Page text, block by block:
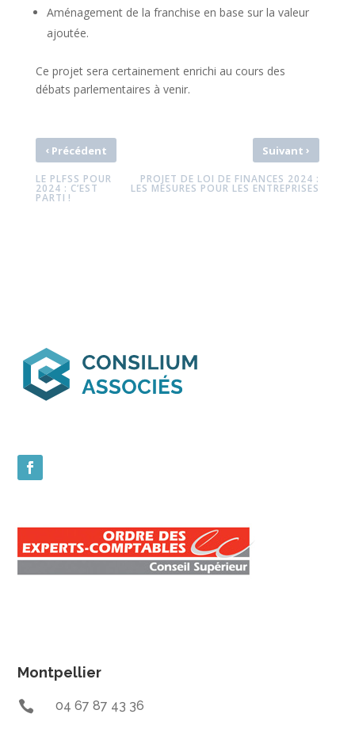
Aménagement de la franchise en base sur la valeur
ajoutée.
Ce projet sera certainement enrichi au cours des
débats parlementaires à venir.
‹Précédent
LE PLFSS POUR
2024 : C’EST
PARTI !
Suivant›
PROJET DE LOI DE FINANCES 2024 :
LES MESURES POUR LES ENTREPRISES
Montpellier
 04 67 87 43 36